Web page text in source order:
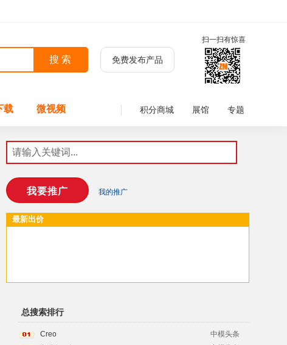
免费发布产品
扫一扫有惊喜
载 微视频 积分商城 展馆 专题
我的推广
最新出价
总搜索排行
中模头条
Creo